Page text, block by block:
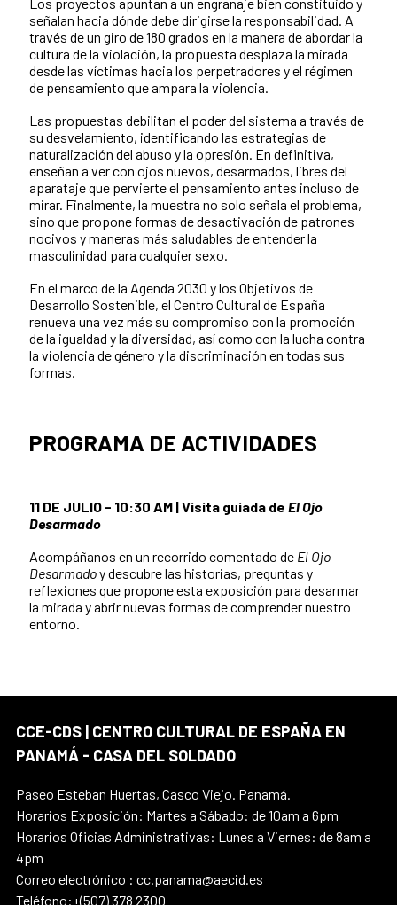
señalan hacia dónde debe dirigirse la responsabilidad. A
través de un giro de 180 grados en la manera de abordar la
cultura de la violación, la propuesta desplaza la mirada
desde las víctimas hacia los perpetradores y el régimen
de pensamiento que ampara la violencia.
Las propuestas debilitan el poder del sistema a través de
su desvelamiento, identificando las estrategias de
naturalización del abuso y la opresión. En definitiva,
enseñan a ver con ojos nuevos, desarmados, libres del
aparataje que pervierte el pensamiento antes incluso de
mirar. Finalmente, la muestra no solo señala el problema,
sino que propone formas de desactivación de patrones
nocivos y maneras más saludables de entender la
masculinidad para cualquier sexo.
En el marco de la Agenda 2030 y los Objetivos de
Desarrollo Sostenible, el Centro Cultural de España
renueva una vez más su compromiso con la promoción
de la igualdad y la diversidad, así como con la lucha contra
la violencia de género y la discriminación en todas sus
formas.
PROGRAMA DE ACTIVIDADES
11 DE JULIO - 10:30 AM | Visita guiada de El Ojo
Desarmado
Acompáñanos en un recorrido comentado de El Ojo
Desarmadoy descubre las historias, preguntas y
reflexiones que propone esta exposición para desarmar
la mirada y abrir nuevas formas de comprender nuestro
entorno.
CCE-CDS | CENTRO CULTURAL DE ESPAÑA EN
PANAMÁ - CASA DEL SOLDADO
Paseo Esteban Huertas, Casco Viejo. Panamá.
Horarios Exposición: Martes a Sábado: de 10am a 6pm
Horarios Oficias Administrativas: Lunes a Viernes: de 8am a
4pm
Correo electrónico : cc.panama@aecid.es
Teléfono:+(507) 378 2300